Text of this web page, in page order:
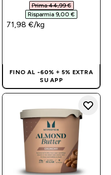
Prima 44,99 €‎
Risparmia 9,00 €‎
71,98 €‎/kg
FINO AL -60% + 5% EXTRA
SU APP